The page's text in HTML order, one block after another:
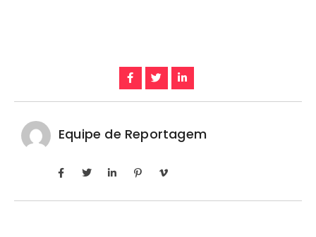
Equipe de Reportagem